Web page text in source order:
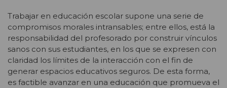
Trabajar en educación escolar supone una serie de
compromisos morales intransables; entre ellos, está la
responsabilidad del profesorado por construir vínculos
sanos con sus estudiantes, en los que se expresen con
claridad los límites de la interacción con el fin de
generar espacios educativos seguros. De esta forma,
es factible avanzar en una educación que promueva el